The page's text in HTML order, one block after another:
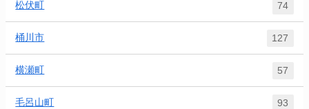
松伏町 74
桶川市 127
横瀬町 57
毛呂山町 93